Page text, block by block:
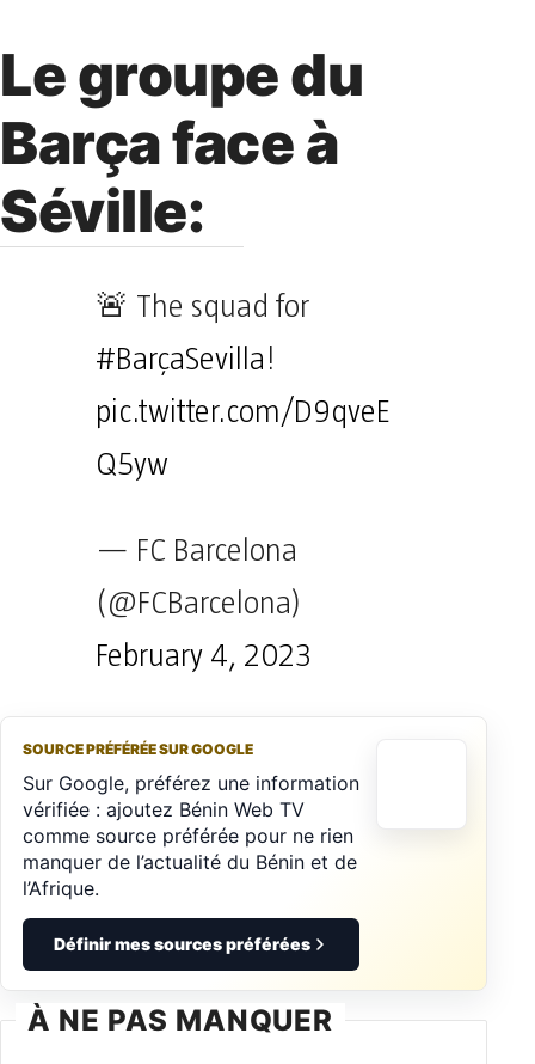
Le groupe du
Barça face à
Séville:
🚨 The squad for
#BarçaSevilla !
pic.twitter.com/D9qveE
Q5yw
— FC Barcelona
(@FCBarcelona)
February 4, 2023
SOURCE PRÉFÉRÉE SUR GOOGLE
Sur Google, préférez une information
vérifiée : ajoutez Bénin Web TV
comme source préférée pour ne rien
manquer de l’actualité du Bénin et de
l’Afrique.
Définir mes sources préférées
À NE PAS MANQUER